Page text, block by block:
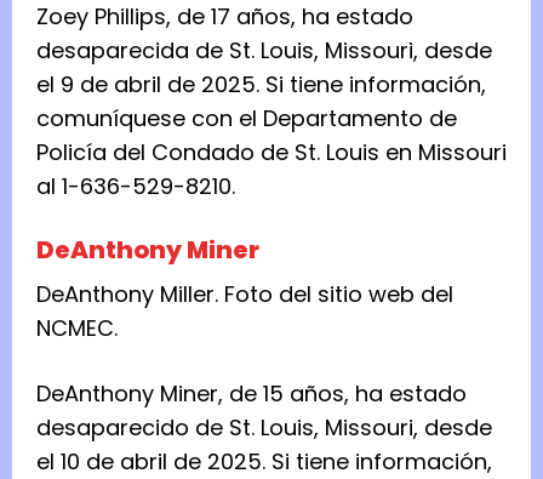
Zoey Phillips, de 17 años, ha estado
desaparecida de St. Louis, Missouri, desde
el 9 de abril de 2025. Si tiene información,
comuníquese con el Departamento de
Policía del Condado de St. Louis en Missouri
al 1-636-529-8210.
DeAnthony Miner
DeAnthony Miller. Foto del sitio web del
NCMEC.
DeAnthony Miner, de 15 años, ha estado
desaparecido de St. Louis, Missouri, desde
el 10 de abril de 2025. Si tiene información,